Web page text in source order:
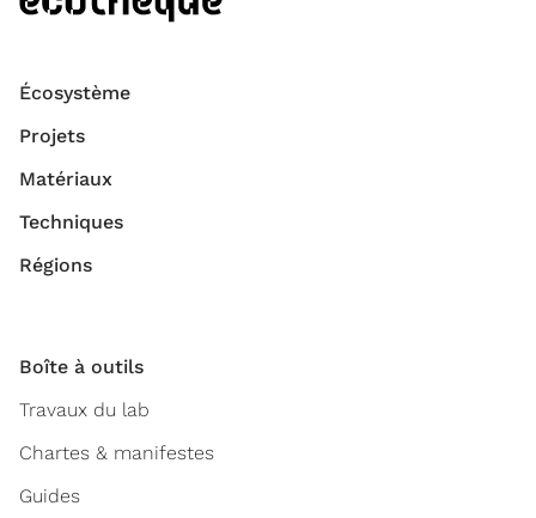
Écosystème
Projets
Matériaux
Techniques
Régions
Boîte à outils
Travaux du lab
Chartes & manifestes
Guides